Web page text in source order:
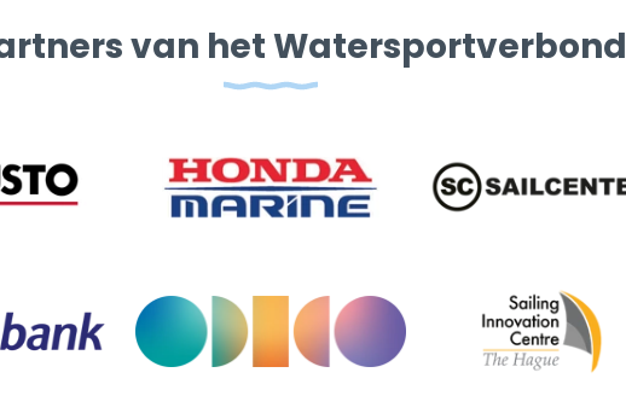
van het Watersportverbond